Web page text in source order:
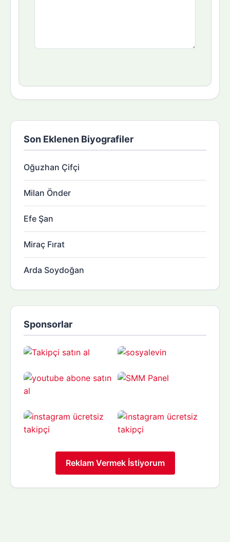
Son Eklenen Biyografiler
Oğuzhan Çifçi
Milan Önder
Efe Şan
Miraç Fırat
Arda Soydoğan
Sponsorlar
Reklam Vermek İstiyorum